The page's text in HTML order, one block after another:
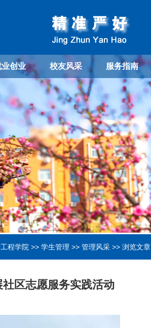
业创业 校友风采 服务指南
程学院 >> 学生管理 >> 管理风采 >> 浏览文章
区志愿服务实践活动